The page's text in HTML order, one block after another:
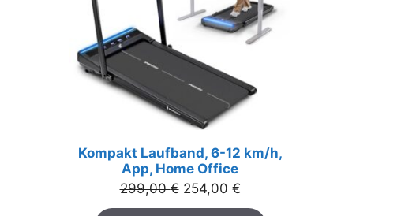
Kompakt Laufband, 6-12 km/h,
App, Home Office
299,00€ Ursprünglicher
Preis
254,00 €Aktueller
Preis